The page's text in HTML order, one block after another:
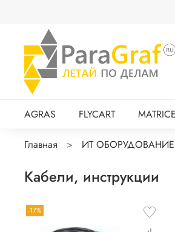
AGRAS FLYCART
Главная ИТ ОБОРУДОВАНИЕ
Кабели, инструкции
-17%